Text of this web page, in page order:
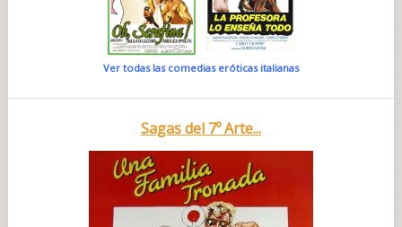
Ver todas las comedias eróticas italianas
Sagas del 7º Arte...